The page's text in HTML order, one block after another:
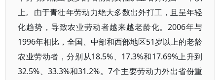
上。由于青壮年劳动力绝大多数出外打工，且呈年轻
化趋势，导致农业劳动者越来越老龄化。2006年与
1996年相比，全国、中部和西部地区51岁以上的老龄
农业劳动者，分别从18.5%、17.3%和17.69%上升到
32.5%、33.3%和31.2%。7个主要劳动力外出省份重